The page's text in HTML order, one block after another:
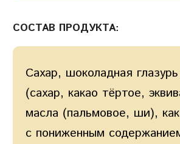
СОСТАВ ПРОДУКТА:
Сахар, шоколадная
(сахар, какао тёртое,
масла (пальмовое, ши),
с пониженным